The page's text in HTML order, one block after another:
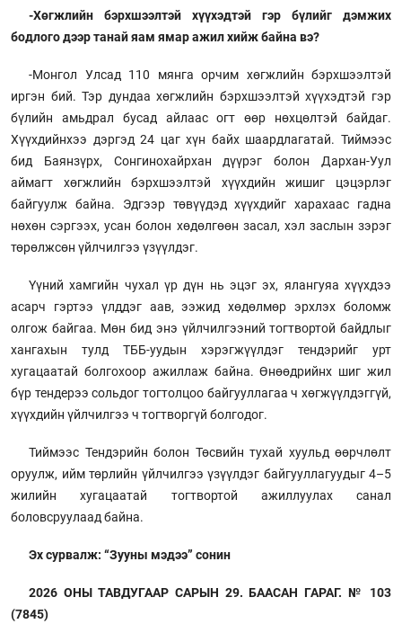
-Хөгжлийн бэрхшээлтэй хүүхэдтэй гэр бүлийг дэмжих
бодлого дээр танай яам ямар ажил хийж байна вэ?
-Монгол Улсад 110 мянга орчим хөгжлийн бэрхшээлтэй
иргэн бий. Тэр дундаа хөгжлийн бэрхшээлтэй хүүхэдтэй гэр
бүлийн амьдрал бусад айлаас огт өөр нөхцөлтэй байдаг.
Хүүхдийнхээ дэргэд 24 цаг хүн байх шаардлагатай. Тиймээс
бид Баянзүрх, Сонгинохайрхан дүүрэг болон Дархан-Уул
аймагт хөгжлийн бэрхшээлтэй хүүхдийн жишиг цэцэрлэг
байгуулж байна. Эдгээр төвүүдэд хүүхдийг харахаас гадна
нөхөн сэргээх, усан болон хөдөлгөөн засал, хэл заслын зэрэг
төрөлжсөн үйлчилгээ үзүүлдэг.
Үүний хамгийн чухал үр дүн нь эцэг эх, ялангуяа хүүхдээ
асарч гэртээ үлддэг аав, ээжид хөдөлмөр эрхлэх боломж
олгож байгаа. Мөн бид энэ үйлчилгээний тогтвортой байдлыг
хангахын тулд ТББ-уудын хэрэгжүүлдэг тендэрийг урт
хугацаатай болгохоор ажиллаж байна. Өнөөдрийнх шиг жил
бүр тендерээ сольдог тогтолцоо байгууллагаа ч хөгжүүлдэггүй,
хүүхдийн үйлчилгээ ч тогтворгүй болгодог.
Тиймээс Тендэрийн болон Төсвийн тухай хуульд өөрчлөлт
оруулж, ийм төрлийн үйлчилгээ үзүүлдэг байгууллагуудыг 4–5
жилийн хугацаатай тогтвортой ажиллуулах санал
боловсруулаад байна.
Эх сурвалж: “Зууны мэдээ” сонин
2026 ОНЫ ТАВДУГААР САРЫН 29. БААСАН ГАРАГ. № 103
(7845)